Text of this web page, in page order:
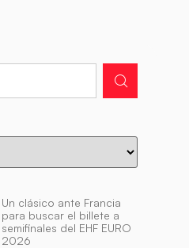
Un clásico ante Francia
para buscar el billete a
semifinales del EHF EURO
2026